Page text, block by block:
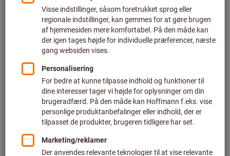
Pris pr. 1 styk
plus fragt
Individuelle priser for erhvervskunder efter
I varekurven